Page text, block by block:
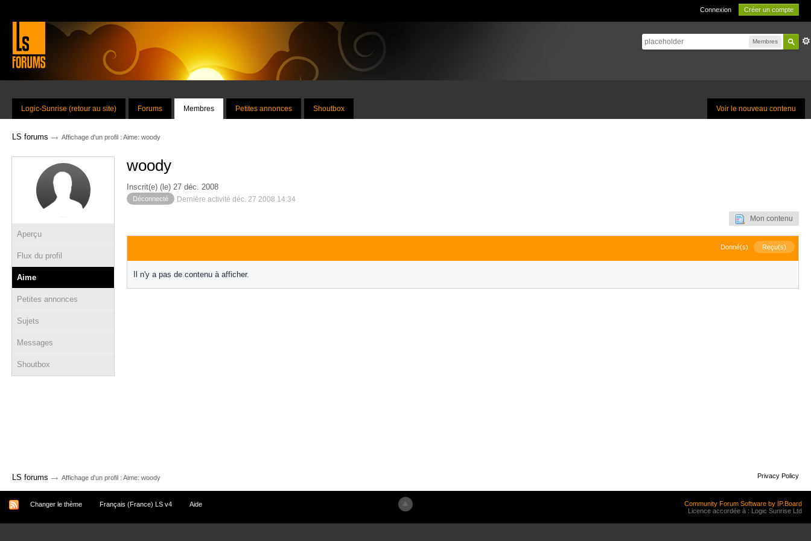
Connexion Créer un compte
Membres
Voir le nouveau contenu
Logic-Sunrise (retour au site) Forums Membres Petites annonces Shoutbox
LS forums → Affichage d'un profil : Aime: woody
Aperçu
Flux du profil
Aime
Petites annonces
Sujets
Messages
Shoutbox
woody
Inscrit(e) (le) 27 déc. 2008
Déconnecté Dernière activité déc. 27 2008 14:34
Mon contenu
Donné(s) Reçu(s)
Il n'y a pas de contenu à afficher.
LS forums → Affichage d'un profil : Aime: woody Privacy Policy
Changer le thème Français (France) LS v4 Aide
Community Forum Software by IP.Board
Licence accordée à : Logic Sunrise Ltd